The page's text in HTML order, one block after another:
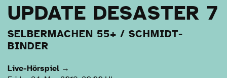
UPDATE DESASTER 7
SELBERMACHEN 55+ / SCHMIDT-
BINDER
Live-Hörspiel →